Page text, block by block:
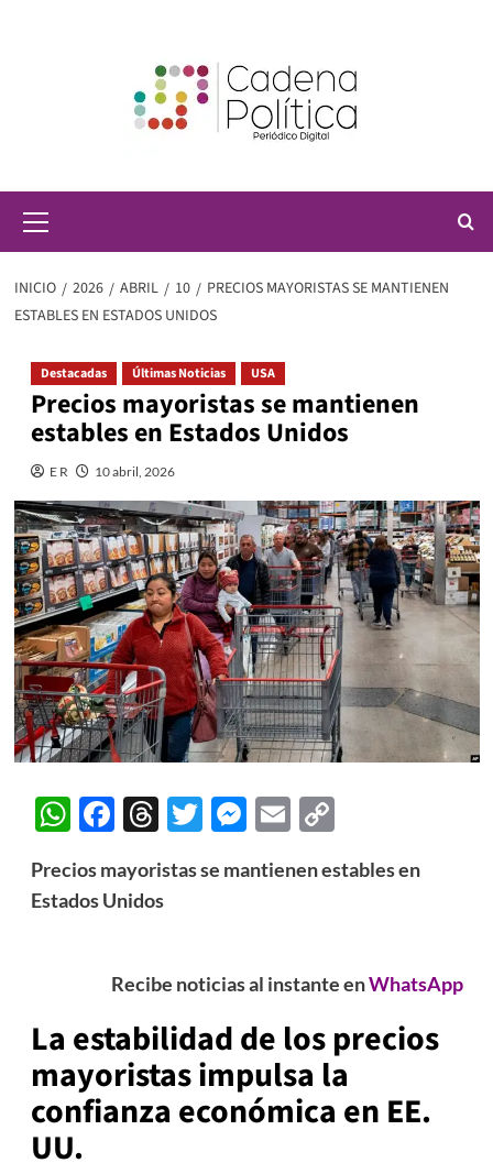
principal
INICIO 2026 ABRIL 10
PRECIOS MAYORISTAS SE MANTIENEN
ESTABLES EN ESTADOS UNIDOS
Destacadas Últimas Noticias USA
Precios mayoristas se mantienen
estables en Estados Unidos
E R 10 abril, 2026
WhatsApp
Facebook
Threads
Twitter
Messenger
EmailCopy
Precios mayoristas se mantienen estables en
Estados Unidos
Recibe noticias al instante enWhatsApp
La estabilidad de los precios
mayoristas impulsa la
confianza económica en EE.
UU.